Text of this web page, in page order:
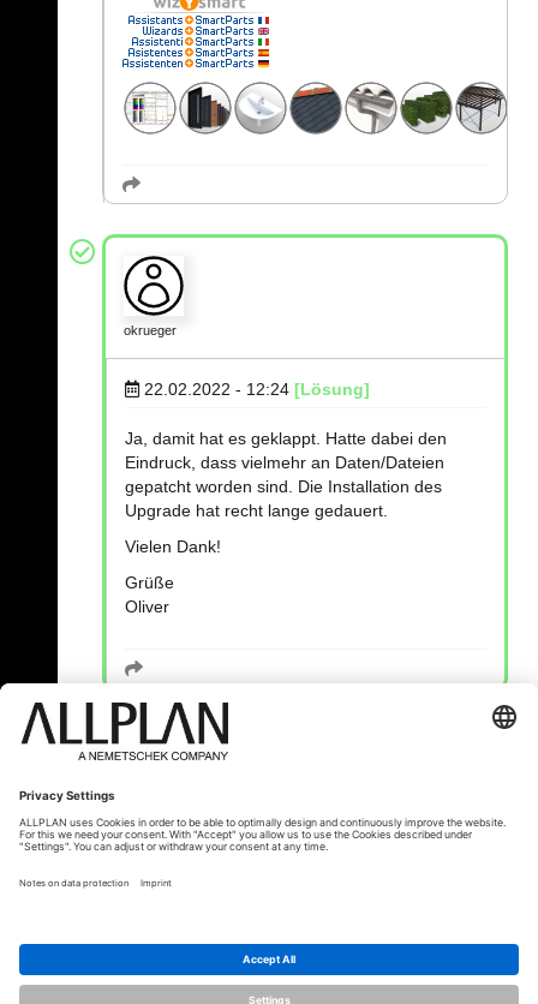
okrueger
22.02.2022 - 12:24 [Lösung]
Ja, damit hat es geklappt. Hatte dabei den
Eindruck, dass vielmehr an Daten/Dateien
gepatcht worden sind. Die Installation des
Upgrade hat recht lange gedauert.
Vielen Dank!
Grüße
Oliver
« Zurück
© ALLPLAN Schweiz AG ALLPLAN ist Teil derNemetschek Group